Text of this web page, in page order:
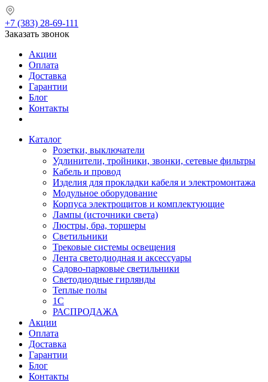
+7 (383) 28-69-111
Заказать звонок
Акции
Оплата
Доставка
Гарантии
Блог
Контакты
Каталог
Розетки, выключатели
Удлинители, тройники, звонки, сетевые фильтры
Кабель и провод
Изделия для прокладки кабеля и электромонтажа
Модульное оборудование
Корпуса электрощитов и комплектующие
Лампы (источники света)
Люстры, бра, торшеры
Светильники
Трековые системы освещения
Лента светодиодная и аксессуары
Садово-парковые светильники
Светодиодные гирлянды
Теплые полы
1С
РАСПРОДАЖА
Акции
Оплата
Доставка
Гарантии
Блог
Контакты